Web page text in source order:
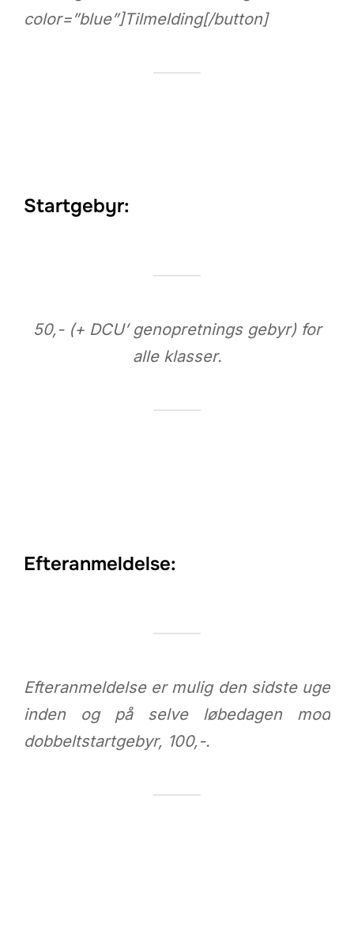
color=”blue”]Tilmelding[/button]
Startgebyr:
50,- (+ DCU’ genopretnings gebyr) for
alle klasser.
Efteranmeldelse:
Efteranmeldelse er mulig den sidste uge
inden og på selve løbedagen mod
dobbeltstartgebyr, 100,-.